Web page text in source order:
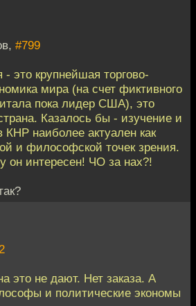
#799
- это крупнейшая торгово-
мира (на счет фиктивного
пока лидер США), это
Казалось бы - изучение и
КНР наиболее актуален как
и философской точек зрения.
он интересен! ЧО за нах?!
это не дают. Нет заказа. А
и политические экономы